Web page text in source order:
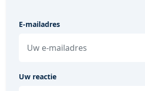
E-mailadres
Uw reactie